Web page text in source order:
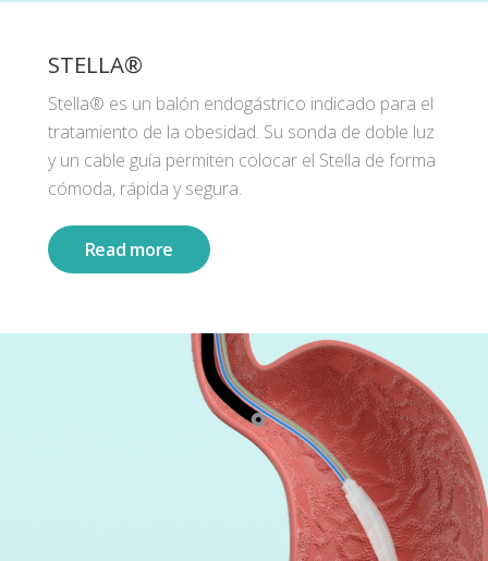
STELLA®
Stella® es un balón endogástrico indicado para el
tratamiento de la obesidad. Su sonda de doble luz
y un cable guía permiten colocar el Stella de forma
cómoda, rápida y segura.
Read more